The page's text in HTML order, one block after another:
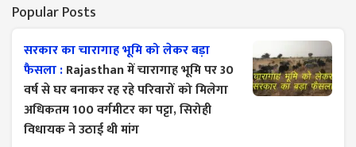
Popular Posts
सरकार का चारागाह भूमि को लेकर बड़ा
फैसला :Rajasthan में चारागाह भूमि पर 30
वर्ष से घर बनाकर रह रहे परिवारों को मिलेगा
अधिकतम 100 वर्गमीटर का पट्टा, सिरोही
विधायक ने उठाई थी मांग